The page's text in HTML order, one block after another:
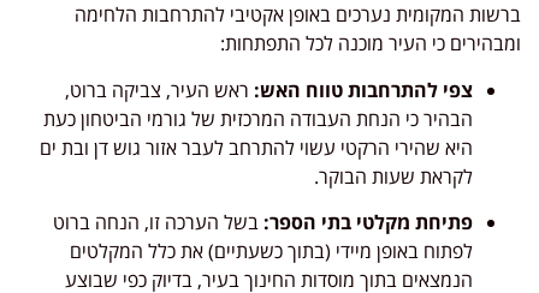
ברשות המקומית נערכים באופן אקטיבי להתרחבות הלחימה
ומבהירים כי העיר מוכנה לכל התפתחות:
צפי להתרחבות טווח האש: ראש העיר, צביקה ברוט,
הבהיר כי הנחת העבודה המרכזית של גורמי הביטחון כעת
היא שהירי הרקטי עשוי להתרחב לעבר אזור גוש דן ובת ים
לקראת שעות הבוקר.
פתיחת מקלטי בתי הספר: בשל הערכה זו, הנחה ברוט
לפתוח באופן מיידי (בתוך כשעתיים) את כלל המקלטים
הנמצאים בתוך מוסדות החינוך בעיר, בדיוק כפי שבוצע